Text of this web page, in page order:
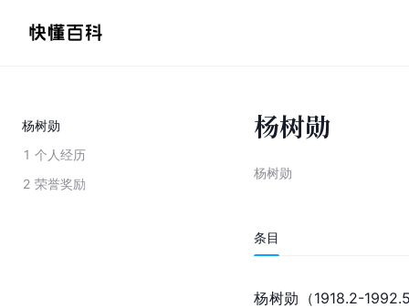
杨树勋
1 个人经历
2 荣誉奖励
杨树勋
杨树勋
条目
杨树勋（1918.2-